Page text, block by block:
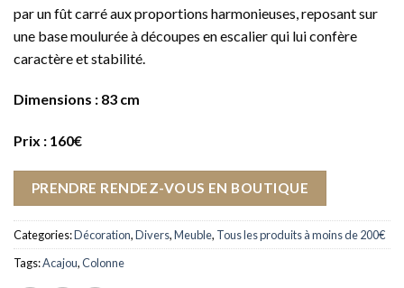
par un fût carré aux proportions harmonieuses, reposant sur
une base moulurée à découpes en escalier qui lui confère
caractère et stabilité.
Dimensions : 83 cm
Prix : 160€
PRENDRE RENDEZ-VOUS EN BOUTIQUE
Categories:Décoration,Divers,Meuble, Tous les produits à moins de 200€
Tags:Acajou,Colonne